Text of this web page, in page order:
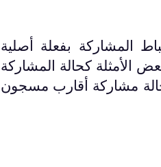
المشاركة بفعلة أصلية
الأمثلة كحالة المشاركة
(1) ومسألة المشاركة في سرقة الأصل لفرعه (2) وحالة مشاركة أقارب مسجون